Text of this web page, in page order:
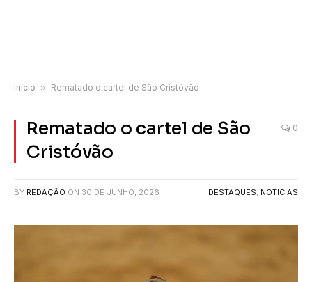
Início » Rematado o cartel de São Cristóvão
Rematado o cartel de São
Cristóvão
0
BY REDAÇÃO ON 30 DE JUNHO, 2026 DESTAQUES, NOTICIAS